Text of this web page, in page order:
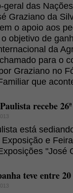
geral das
Graziano da
o apoio aos
objetivo de
da
para o
Graziano no
que
recebe
está
e
"José
teve entre